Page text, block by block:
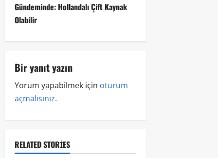
Gündeminde: Hollandalı Çift Kaynak
Olabilir
Bir yanıt yazın
Yorum yapabilmek için oturum
açmalısınız.
RELATED STORIES